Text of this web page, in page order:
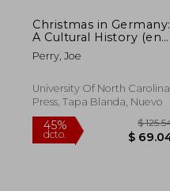
$ 39.81
$ 21.90
45%
Christmas in Germany:
A Cultural History (en
Inglés)
Perry, Joe
University Of North Carolina
Press, Tapa Blanda, Nuevo